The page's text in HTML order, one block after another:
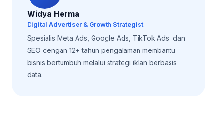
Widya Herma
Digital Advertiser & Growth Strategist
Spesialis Meta Ads, Google Ads, TikTok Ads, dan
SEO dengan 12+ tahun pengalaman membantu
bisnis bertumbuh melalui strategi iklan berbasis
data.